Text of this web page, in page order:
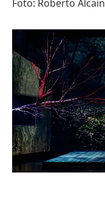
Foto: Roberto Alcain